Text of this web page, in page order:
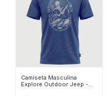
Camiseta Masculina
Explore Outdoor Jeep -